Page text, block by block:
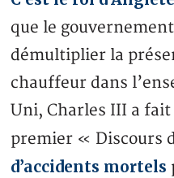
que le
démultiplier la
chauffeur dans
Uni, Charles III a fait
premier « Discours
d’accidents mortels